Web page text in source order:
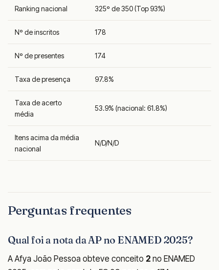
Ranking nacional 325º de 350 (Top 93%)
Nº de inscritos 178
Nº de presentes 174
Taxa de presença 97.8%
Taxa de acerto
média
53.9% (nacional: 61.8%)
Itens acima da média
nacional
N/D/N/D
Perguntas frequentes
Qual foi a nota da AP no ENAMED 2025?
A Afya João Pessoa obteve conceito 2 no ENAMED